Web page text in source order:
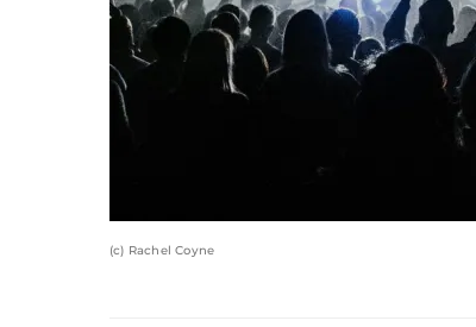
(c) Rachel Coyne